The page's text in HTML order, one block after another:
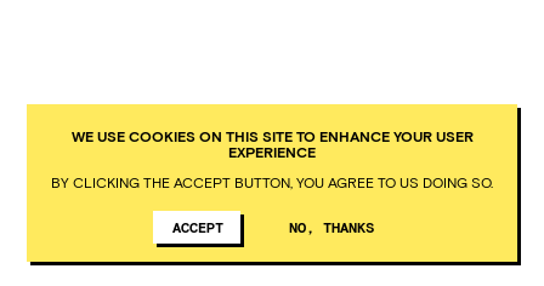
WE USE COOKIES ON THIS SITE TO ENHANCE YOUR USER
EXPERIENCE
BY CLICKING THE ACCEPT BUTTON, YOU AGREE TO US DOING SO.
ACCEPT NO, THANKS